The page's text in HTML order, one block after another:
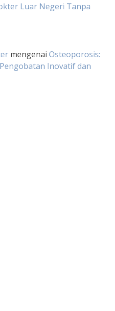
Luar Negeri Tanpa
mengenai Osteoporosis:
Inovatif dan